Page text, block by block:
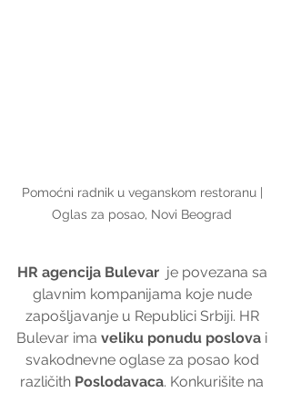
Pomoćni radnik u veganskom restoranu |
Oglas za posao, Novi Beograd
HR agencija Bulevar
  je povezana sa
glavnim kompanijama koje nude
zapošljavanje u Republici Srbiji. HR
Bulevar ima veliku ponudu poslova i
svakodnevne oglase za posao kod
različith Poslodavaca. Konkurišite na